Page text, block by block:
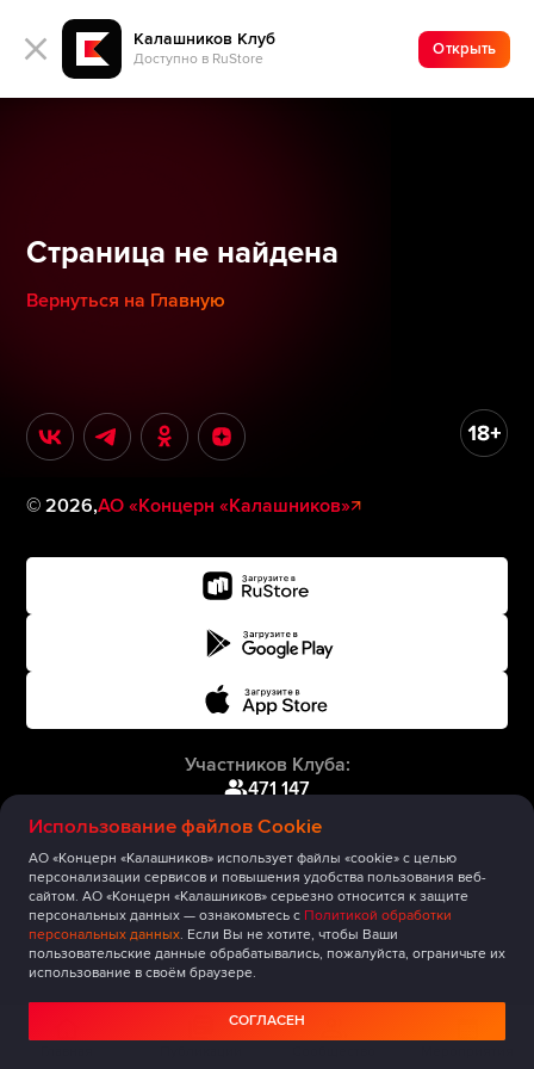
Калашников Клуб
Доступно в RuStore
Открыть
Использование файлов Cookie
АО «Концерн «Калашников» использует файлы «cookie» с целью
персонализации сервисов и повышения удобства пользования веб-
сайтом. АО «Концерн «Калашников» серьезно относится к защите
персональных данных — ознакомьтесь с Политикой обработки
персональных данных. Если Вы не хотите, чтобы Ваши
пользовательские данные обрабатывались, пожалуйста, ограничьте их
использование в своём браузере.
СОГЛАСЕН
Страница не найдена
Вернуться на Главную
©2026,АО «Концерн «Калашников»
Участников Клуба:
471 147